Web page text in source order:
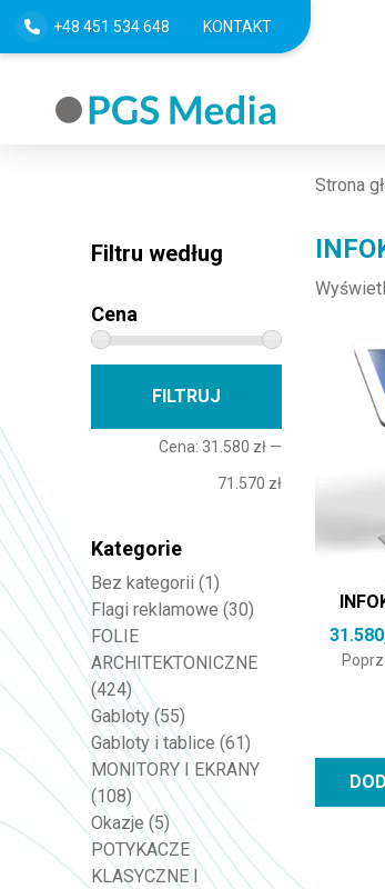
+48 451 534 648 KONTAKT
Filtru według
Cena
FILTRUJ
Cena: 31.580 zł—
71.570 zł
Kategorie
Bez kategorii (1)
Flagi reklamowe (30)
FOLIE
ARCHITEKTONICZNE
(424)
Gabloty (55)
Gabloty i tablice (61)
MONITORY I EKRANY
(108)
Okazje (5)
POTYKACZE
KLASYCZNE I
Strona
Ten